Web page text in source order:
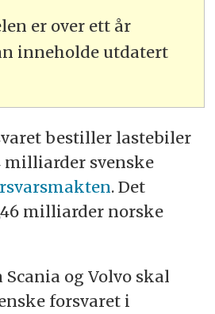
er over ett år
inneholde utdatert
bestiller lastebiler
milliarder svenske
. Det
milliarder norske
og Volvo skal
forsvaret i